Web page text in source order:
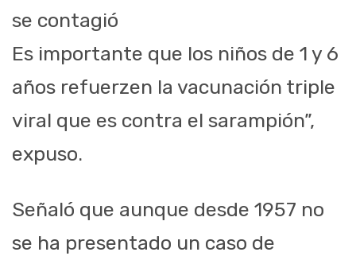
se contagió
Es importante que los niños de 1 y 6
años refuerzen la vacunación triple
viral que es contra el sarampión”,
expuso.
Señaló que aunque desde 1957 no
se ha presentado un caso de